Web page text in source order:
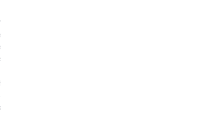
qui Marche
ou pas. Mais
pas d’interdit. Vélo,
bateau…
incite à un autre regard